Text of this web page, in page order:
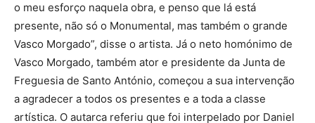
o meu esforço naquela obra, e penso que lá está
presente, não só o Monumental, mas também o grande
Vasco Morgado”, disse o artista. Já o neto homónimo de
Vasco Morgado, também ator e presidente da Junta de
Freguesia de Santo António, começou a sua intervenção
a agradecer a todos os presentes e a toda a classe
artística. O autarca referiu que foi interpelado por Daniel